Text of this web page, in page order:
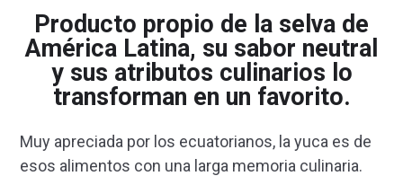
Producto propio de la selva de
América Latina, su sabor neutral
y sus atributos culinarios lo
transforman en un favorito.
Muy apreciada por los ecuatorianos, la yuca es de
esos alimentos con una larga memoria culinaria.